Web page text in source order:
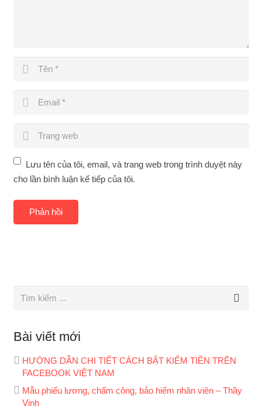
Lưu tên của tôi, email, và trang web trong trình duyệt này
cho lần bình luận kế tiếp của tôi.
Bài viết mới
HƯỚNG DẪN CHI TIẾT CÁCH BẬT KIẾM TIỀN TRÊN
FACEBOOK VIỆT NAM
Mẫu phiếu lương, chấm công, bảo hiểm nhân viên – Thầy
Vinh